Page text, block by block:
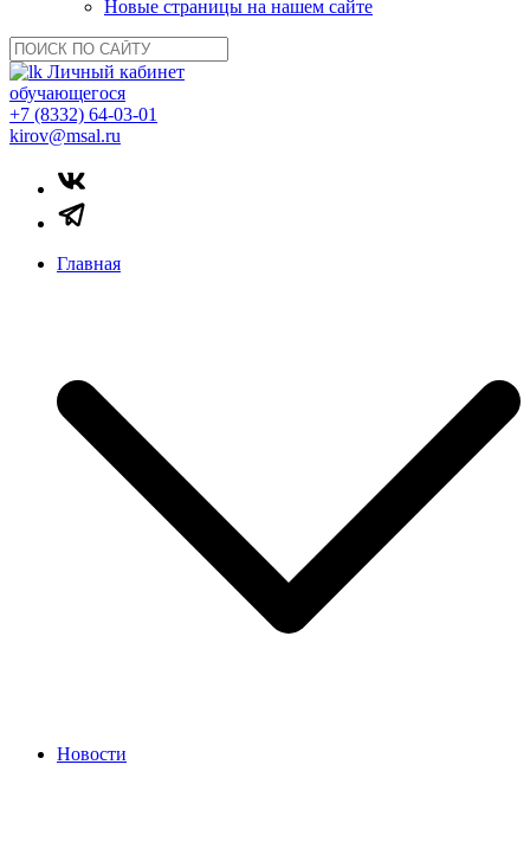
Новые страницы на нашем сайте
Личный кабинет
обучающегося
+7 (8332) 64-03-01
kirov@msal.ru
Главная
Новости